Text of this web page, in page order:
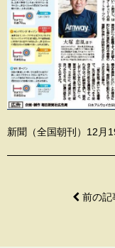
（
新聞（全国朝刊）12月
前の記